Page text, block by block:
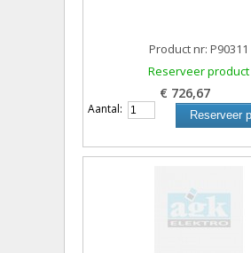
Product nr: P90311
Reserveer product
€ 726,67
Aantal: Reserveer